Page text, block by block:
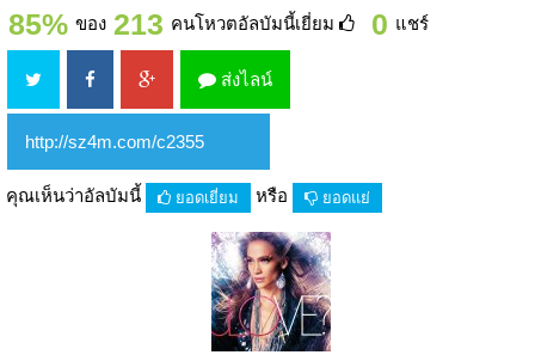
85% ของ 213 คนโหวตอัลบัมนี้เยี่ยม 0 แชร์
ส่งไลน์
คุณเห็นว่าอัลบัมนี้ ยอดเยี่ยม หรือ ยอดแย่